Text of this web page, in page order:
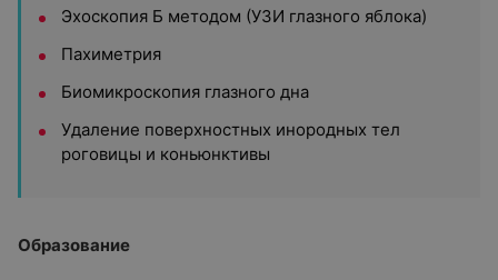
Эхоскопия Б методом (УЗИ глазного яблока)
Пахиметрия
Биомикроскопия глазного дна
Удаление поверхностных инородных тел
роговицы и коньюнктивы
Образование